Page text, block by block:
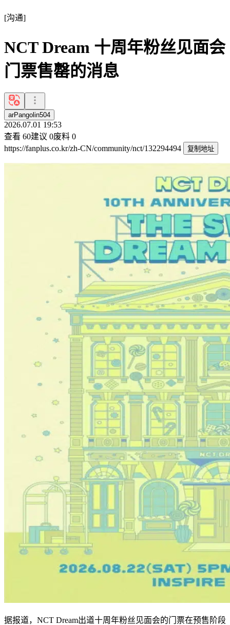
[沟通]
NCT Dream 十周年粉丝见面会
门票售罄的消息
arPangolin504
2026.07.01 19:53
查看 60建议 0废料 0
https://fanplus.co.kr/zh-CN/community/nct/132294494
复制地址
据报道，NCT Dream出道十周年粉丝见面会的门票在预售阶段